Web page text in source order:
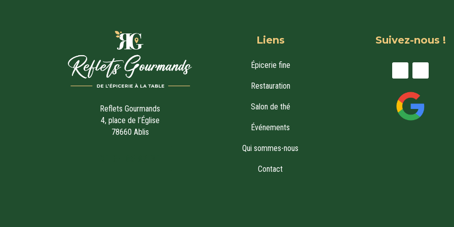
Reflets Gourmands
4, place de l’Église
78660 Ablis
Liens
Épicerie fine
Restauration
Salon de thé
Événements
Qui sommes-nous
Contact
Suivez-nous !